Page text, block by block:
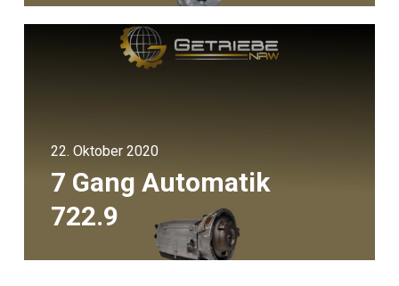
22. Oktober 2020
7 Gang Automatik
722.9